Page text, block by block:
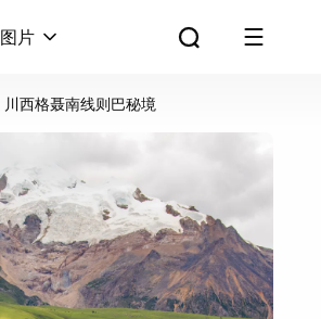
图片
川西格聂南线则巴秘境